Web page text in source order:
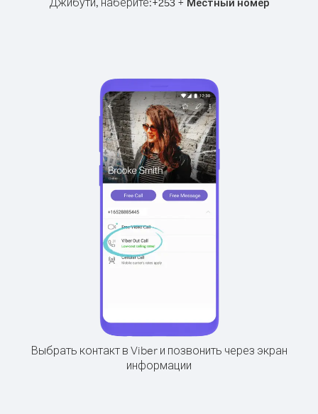
Выбрать контакт в Viber и позвонить через экран
информации